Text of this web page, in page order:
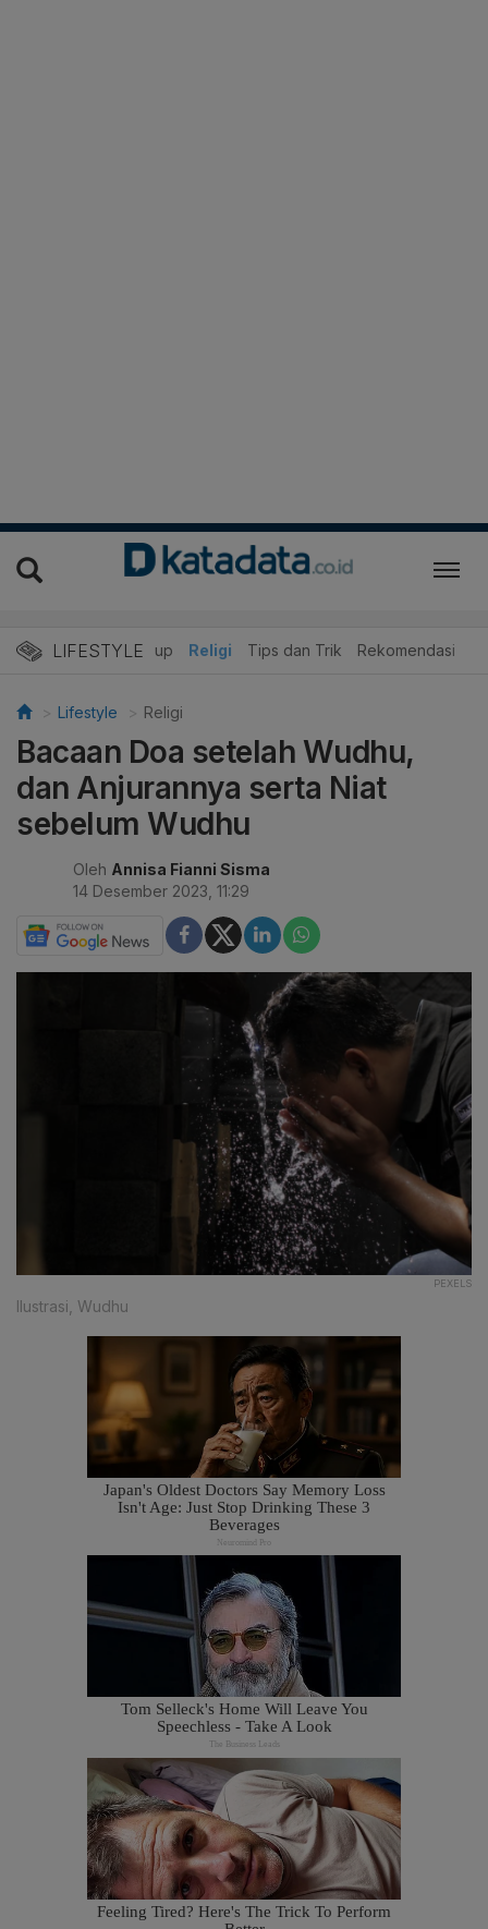
LIFESTYLE
Edukasi Gaya Hidup Religi Tips dan Trik Rekomendasi
Lifestyle Religi
Bacaan Doa setelah Wudhu,
dan Anjurannya serta Niat
sebelum Wudhu
Oleh Annisa Fianni Sisma
14 Desember 2023, 11:29
PEXELS
Ilustrasi, Wudhu